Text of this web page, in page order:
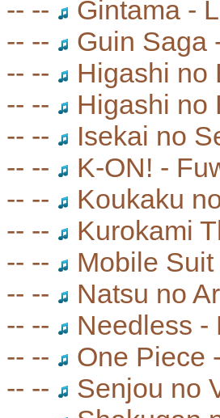
-- --
Gintama -
-- --
Guin Saga
-- --
Higashi no
-- --
Higashi no
-- --
Isekai no
-- --
K-ON! -
-- --
Koukaku
-- --
Kurokami
-- --
Mobile
-- --
Natsu no
-- --
Needless
-- --
One Piece
-- --
Senjou no